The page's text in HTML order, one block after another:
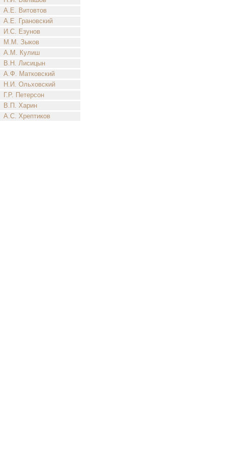
А.Е. Витовтов
А.Е. Грановский
И.С. Езунов
М.М. Зыков
А.М. Кулиш
В.Н. Лисицын
А.Ф. Матковский
Н.И. Ольховский
Г.Р. Петерсон
В.П. Харин
А.С. Хрептиков